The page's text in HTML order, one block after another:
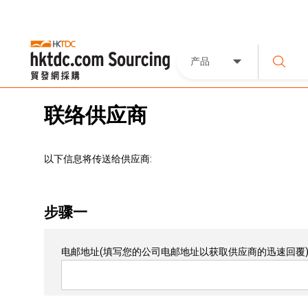
产品
联络供应商
以下信息将传送给供应商:
步骤一
电邮地址(填写您的公司电邮地址以获取供应商的迅速回覆)